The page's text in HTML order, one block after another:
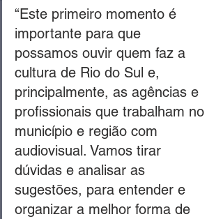
“Este primeiro momento é
importante para que
possamos ouvir quem faz a
cultura de Rio do Sul e,
principalmente, as agências e
profissionais que trabalham no
município e região com
audiovisual. Vamos tirar
dúvidas e analisar as
sugestões, para entender e
organizar a melhor forma de